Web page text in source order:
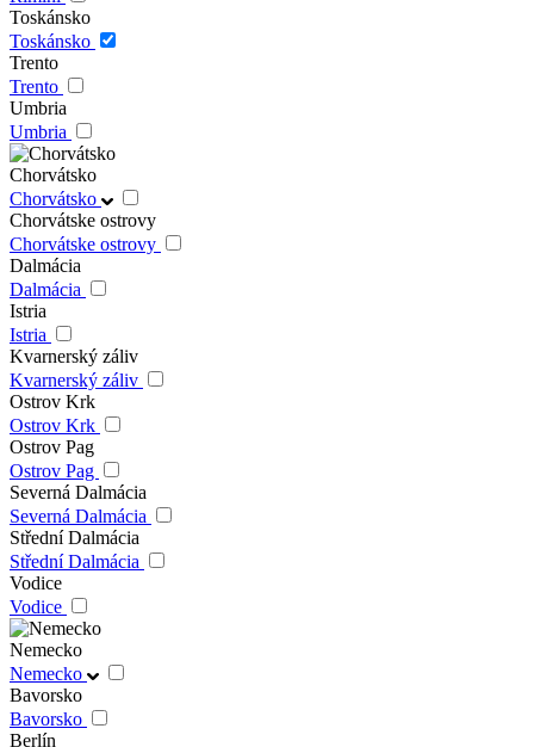
Toskánsko
Toskánsko
Trento
Trento
Umbria
Umbria
Chorvátsko
Chorvátsko
Chorvátske ostrovy
Chorvátske ostrovy
Dalmácia
Dalmácia
Istria
Istria
Kvarnerský záliv
Kvarnerský záliv
Ostrov Krk
Ostrov Krk
Ostrov Pag
Ostrov Pag
Severná Dalmácia
Severná Dalmácia
Střední Dalmácia
Střední Dalmácia
Vodice
Vodice
Nemecko
Nemecko
Bavorsko
Bavorsko
Berlín